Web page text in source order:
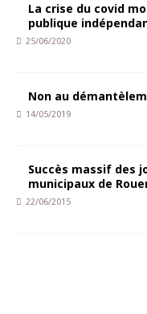
La crise du covid
publique
25/06/2020
Non au
14/05/2019
Succès massif des
municipaux de
22/06/2015